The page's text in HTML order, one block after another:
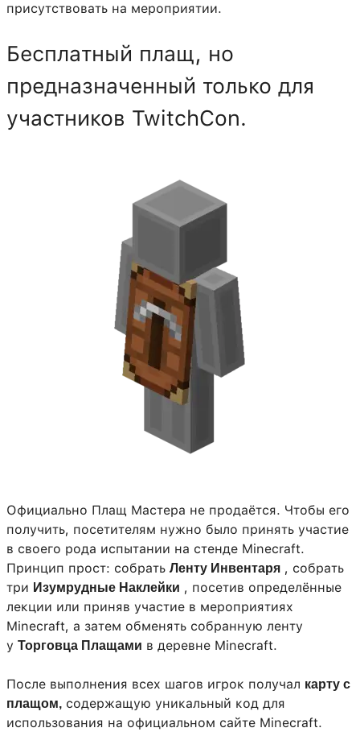
присутствовать на мероприятии.
Бесплатный плащ, но
предназначенный только для
участников TwitchCon.
Официально Плащ Мастера не продаётся. Чтобы его
получить, посетителям нужно было принять участие
в своего рода испытании на стенде Minecraft.
Принцип прост: собрать Ленту Инвентаря , собрать
три Изумрудные Наклейки , посетив определённые
лекции или приняв участие в мероприятиях
Minecraft, а затем обменять собранную ленту
у Торговца Плащами в деревне Minecraft.
После выполнения всех шагов игрок получал карту с
плащом, содержащую уникальный код для
использования на официальном сайте Minecraft.